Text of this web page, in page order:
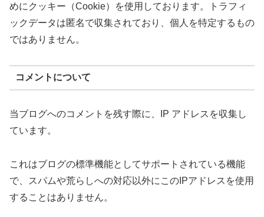
めにクッキー（Cookie）を使用しております。トラフィ
ックデータは匿名で収集されており、個人を特定するもの
ではありません。
コメントについて
当ブログへのコメントを残す際に、IP アドレスを収集し
ています。
これはブログの標準機能としてサポートされている機能
で、スパムや荒らしへの対応以外にこのIPアドレスを使用
することはありません。